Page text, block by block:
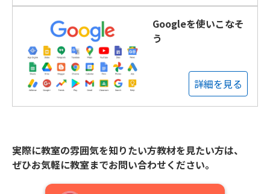
Googleを使いこなそ
う
詳細を見る
実際に教室の雰囲気を知りたい方教材を見たい方は、
ぜひお気軽に教室までお問い合わせください。